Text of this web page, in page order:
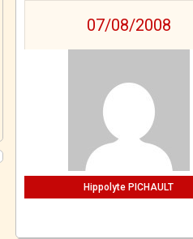
07/08/2008
Hippolyte PICHAULT